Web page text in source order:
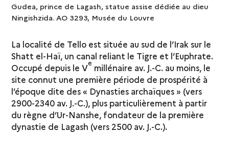
Gudea, prince de Lagash, statue assise dédiée au dieu
Ningishzida. AO 3293, Musée du Louvre
La localité de Tello est située au sud de l’Irak sur le
Shatt el-Haï, un canal reliant le Tigre et l’Euphrate.
Occupé depuis le Ve millénaire av. J.-C. au moins, le
site connut une première période de prospérité à
l’époque dite des « Dynasties archaïques » (vers
2900-2340 av. J.-C.), plus particulièrement à partir
du règne d’Ur-Nanshe, fondateur de la première
dynastie de Lagash (vers 2500 av. J.-C.).